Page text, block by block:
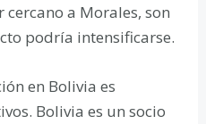
a Morales, son
podría intensificarse.
en Bolivia es
Bolivia es un socio